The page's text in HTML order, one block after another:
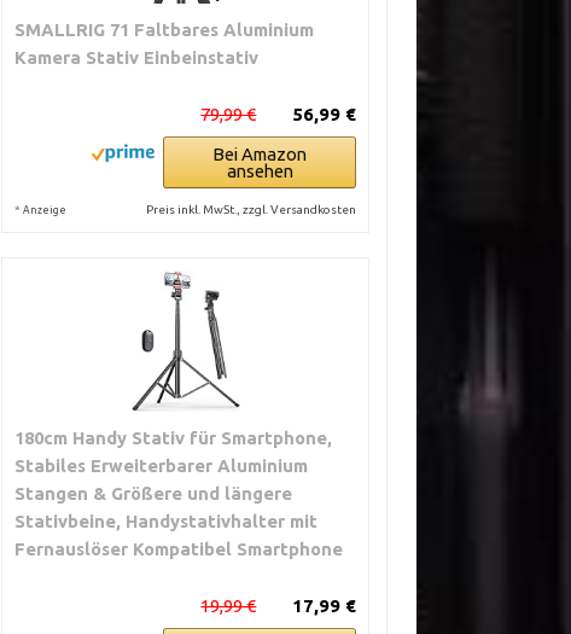
SMALLRIG 71 Faltbares Aluminium
Kamera Stativ Einbeinstativ
56,99 €
79,99 €
Bei Amazon
ansehen
* Anzeige Preis inkl. MwSt., zzgl. Versandkosten
180cm Handy Stativ für Smartphone,
Stabiles Erweiterbarer Aluminium
Stangen & Größere und längere
Stativbeine, Handystativhalter mit
Fernauslöser Kompatibel Smartphone
17,99 €
19,99 €